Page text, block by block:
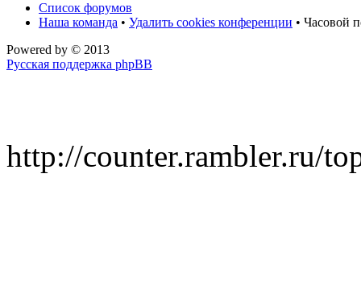
Список форумов
Наша команда • Удалить cookies конференции • Часовой
Powered by © 2013
Русская поддержка phpBB
http://counter.rambler.ru/